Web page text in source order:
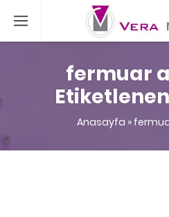
fermuar
Anasayfa »